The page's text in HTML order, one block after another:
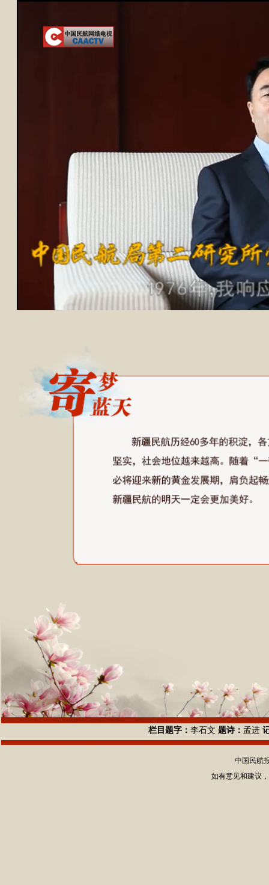
栏目题字： 李石文 题诗： 孟进
中国民航
如有意见和建议，